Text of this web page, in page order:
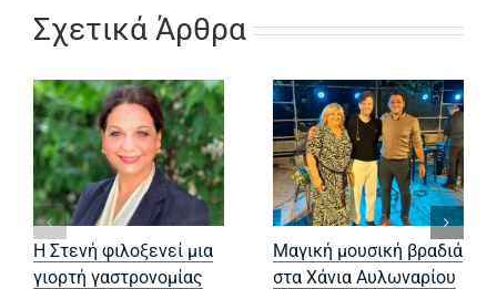
Σχετικά Άρθρα
Η Στενή φιλοξενεί μια
γιορτή γαστρονομίας
Μαγική μουσική βραδιά
στα Χάνια Αυλωναρίου